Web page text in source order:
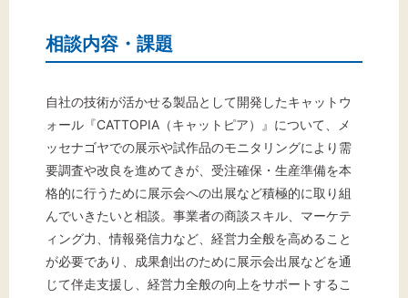
相談内容・課題
自社の技術が活かせる製品として開発したキャットウ
ォール『CATTOPIA（キャットピア）』について、メ
ッセナゴヤでの展示や試作品のモニタリングにより需
要調査や改良を進めてきが、受注確保・生産準備を本
格的に行うために展示会への出展など積極的に取り組
んでいきたいと相談。事業者の商談スキル、マーケテ
ィング力、情報発信力など、経営力全般を高めること
が必要であり、成果創出のために展示会出展などを通
じて伴走支援し、経営力全般の向上をサポートするこ